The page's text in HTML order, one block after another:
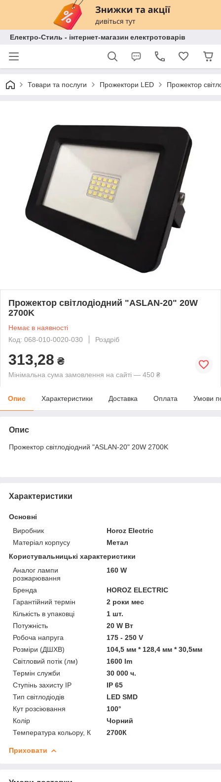
Електро-Стиль - інтернет-магазин електротоварів
Товари та послуги Прожектори LED Прожектор
Прожектор світлодіодний "ASLAN-20" 20W
2700K
Немає в наявності
Код: 068-010-0020-030
Роздріб
313,28 ₴
Мінімальна сума замовлення на сайті — 450 ₴
Опис Характеристики Доставка Оплата Умови
Опис
Прожектор світлодіодний "ASLAN-20" 20W 2700K
Характеристики
Основні
Виробник
Horoz Electric
Матеріал корпусу
Метал
Користувальницькі характеристики
Аналог лампи
розжарювання
160 W
Бренда
HOROZ ELECTRIC
Гарантійний термін
2 роки мес
Кількість в упаковці
1 шт.
Потужність
20 W Вт
Робоча напруга
175 - 250 V
Розміри (ДШХВ)
104,5 мм * 128,4 мм * 30,5мм
Світловий потік (лм)
1600 lm
Термін служби
30 000 ч.
Ступінь захисту IP
IP 65
Тип світлодіодів
LED SMD
Кут розсіювання
100°
Колір
Чорний
Температура кольору, К
2700К
Приховати